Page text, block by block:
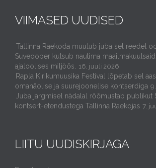
VIIMASED UUDISED
Tallinna Raekoda muutub juba sel reedel
Suveooper kutsub nautima maailmakuulsaid
ajaloolises miljöös.
16. juuli 2026
Rapla Kirikumuusika Festival lõpetab sel
omanäolise ja suurejoonelise kontserdiga
Juba järgmisel nädalal rõõmustab publikut
kontsert-etendustega Tallinna Raekojas 7.
LIITU UUDISKIRJAGA